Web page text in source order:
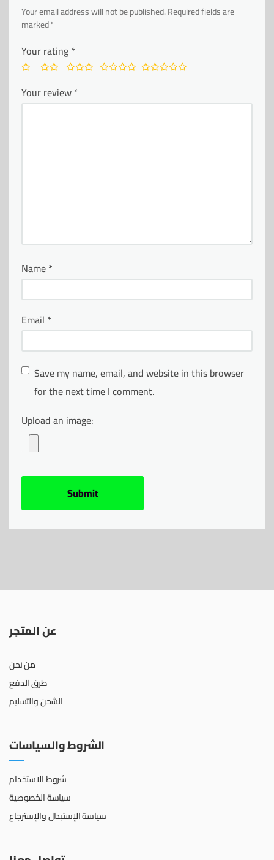
Your email address will not be published.Required fields are
marked*
Your rating*
Your review*
Name*
Email *
Save my name, email, and website in this browser
for the next time I comment.
Upload an image:
عن المتجر
من نحن
طرق الدفع
الشحن والتسليم
الشروط والسياسات
شروط الاستخدام
سياسة الخصوصية
سياسة الإستبدال والإسترجاع